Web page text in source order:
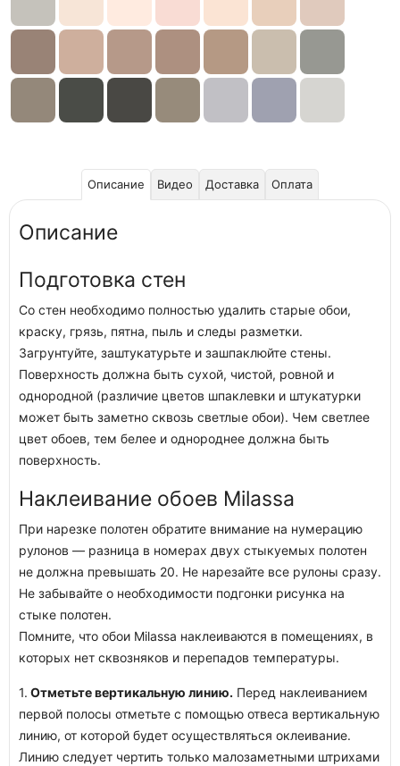
Описание Видео Доставка Оплата
Описание
Подготовка стен
Со стен необходимо полностью удалить старые обои,
краску, грязь, пятна, пыль и следы разметки.
Загрунтуйте, заштукатурьте и зашпаклюйте стены.
Поверхность должна быть сухой, чистой, ровной и
однородной (различие цветов шпаклевки и штукатурки
может быть заметно сквозь светлые обои). Чем светлее
цвет обоев, тем белее и однороднее должна быть
поверхность.
Наклеивание обоев Milassa
При нарезке полотен обратите внимание на нумерацию
рулонов — разница в номерах двух стыкуемых полотен
не должна превышать 20. Не нарезайте все рулоны сразу.
Не забывайте о необходимости подгонки рисунка на
стыке полотен.
Помните, что обои Milassa наклеиваются в помещениях, в
которых нет сквозняков и перепадов температуры.
1. Отметьте вертикальную линию. Перед наклеиванием
первой полосы отметьте с помощью отвеса вертикальную
линию, от которой будет осуществляться оклеивание.
Линию следует чертить только малозаметными штрихами